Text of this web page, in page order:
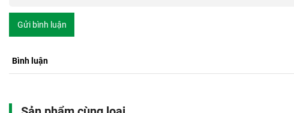
Gửi bình luận
Bình luận